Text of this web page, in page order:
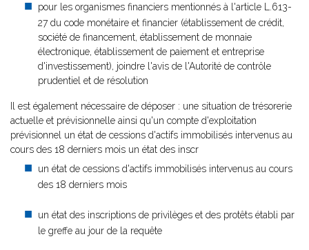
pour les organismes financiers mentionnés à l'article L.613-
27 du code monétaire et financier (établissement de crédit,
société de financement, établissement de monnaie
électronique, établissement de paiement et entreprise
d'investissement), joindre l'avis de l'Autorité de contrôle
prudentiel et de résolution
Il est également nécessaire de déposer : une situation de trésorerie
actuelle et prévisionnelle ainsi qu'un compte d'exploitation
prévisionnel un état de cessions d'actifs immobilisés intervenus au
cours des 18 derniers mois un état des inscr
un état de cessions d'actifs immobilisés intervenus au cours
des 18 derniers mois
un état des inscriptions de privilèges et des protêts établi par
le greffe au jour de la requête